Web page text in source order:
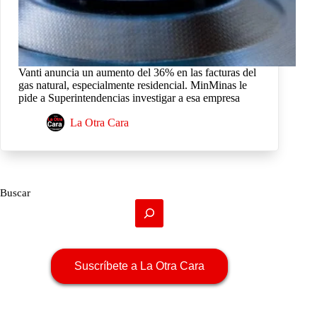
Vanti anuncia un aumento del 36% en las facturas del
gas natural, especialmente residencial. MinMinas le
pide a Superintendencias investigar a esa empresa
La Otra Cara
Buscar
Suscríbete a La Otra Cara